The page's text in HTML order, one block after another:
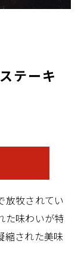
テーキ
放牧されてい
た味わいが特
縮された美味